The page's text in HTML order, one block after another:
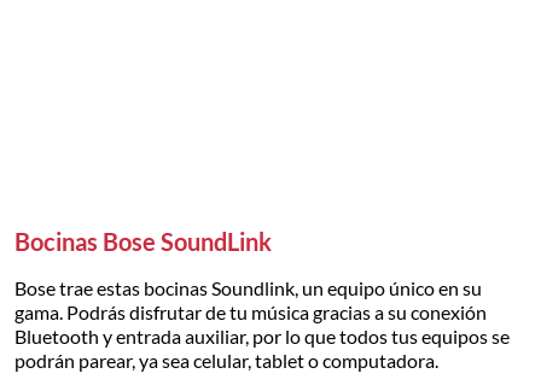
Bocinas Bose SoundLink
Bose trae estas bocinas Soundlink, un equipo único en su
gama. Podrás disfrutar de tu música gracias a su conexión
Bluetooth y entrada auxiliar, por lo que todos tus equipos se
podrán parear, ya sea celular, tablet o computadora.